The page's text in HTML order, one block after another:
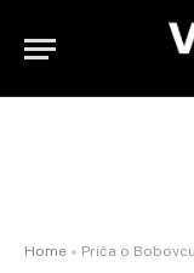
Home » Priča o